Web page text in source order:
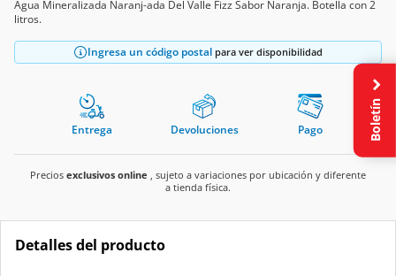
Agua Mineralizada Naranj-ada Del Valle Fizz Sabor Naranja. Botella con 2
litros.
Ingresa un código postal para ver disponibilidad
Entrega Devoluciones Pago
Precios exclusivos online , sujeto a variaciones por ubicación y diferente
a tienda física.
Detalles del producto
Boletín